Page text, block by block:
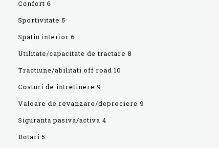
Confort 6
Sportivitate 5
Spatiu interior 6
Utilitate/capacitate de tractare 8
Tractiune/abilitati off road 10
Costuri de intretinere 9
Valoare de revanzare/depreciere 9
Siguranta pasiva/activa 4
Dotari 5